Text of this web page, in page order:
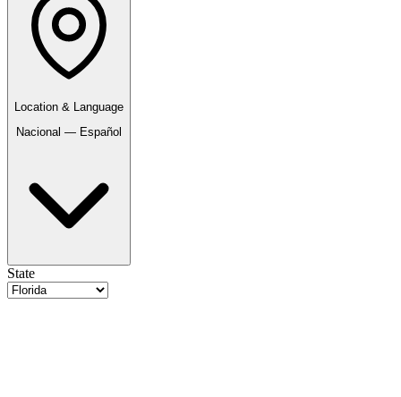
Location & Language
Nacional — Español
State